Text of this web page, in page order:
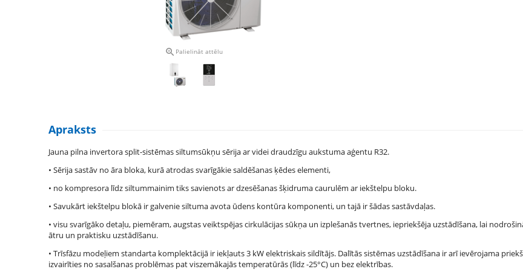
 Palielināt attēlu
Apraksts
Jauna pilna invertora split-sistēmas siltumsūkņu sērija ar videi draudzīgu aukstuma aģentu R32.
• Sērija sastāv no āra bloka, kurā atrodas svarīgākie saldēšanas ķēdes elementi,
• no kompresora līdz siltummainim tiks savienots ar dzesēšanas šķidruma caurulēm ar iekštelpu bloku.
• Savukārt iekštelpu blokā ir galvenie siltuma avota ūdens kontūra komponenti, un tajā ir šādas sastāvdaļas.
• visu svarīgāko detaļu, piemēram, augstas veiktspējas cirkulācijas sūkņa un izplešanās tvertnes, iepriekšēja uzstādīšana, lai
ātru un praktisku uzstādīšanu.
• Trīsfāzu modeļiem standarta komplektācijā ir iekļauts 3 kW elektriskais sildītājs. Dalītās sistēmas uzstādīšana ir arī ievērojama
izvairīties no sasalšanas problēmas pat viszemākajās temperatūrās (līdz -25°C) un bez elektrības.